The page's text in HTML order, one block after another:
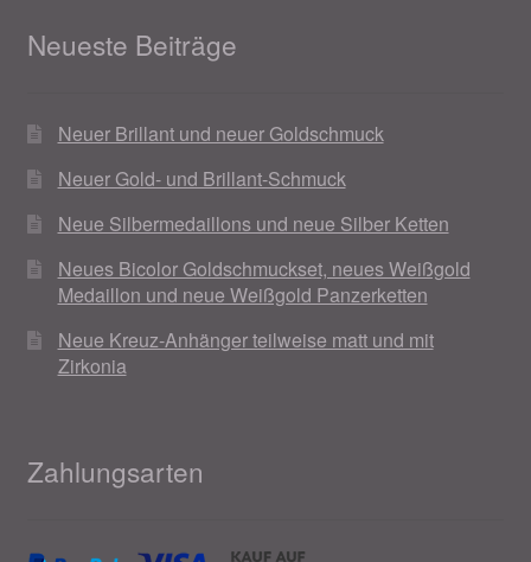
Neueste Beiträge
Neuer Brillant und neuer Goldschmuck
Neuer Gold- und Brillant-Schmuck
Neue Silbermedaillons und neue Silber Ketten
Neues Bicolor Goldschmuckset, neues Weißgold
Medaillon und neue Weißgold Panzerketten
Neue Kreuz-Anhänger teilweise matt und mit
Zirkonia
Zahlungsarten